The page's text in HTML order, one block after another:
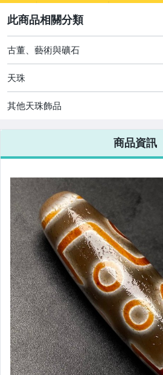
其它
[全店] 追蹤本賣場立減60元【粉絲轉享】
古董、藝術與礦石
天珠
其他天珠飾品
商品資訊